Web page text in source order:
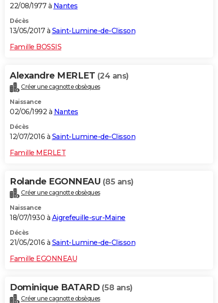
22/08/1977 à Nantes
Décès
13/05/2017 à Saint-Lumine-de-Clisson
Famille BOSSIS
Alexandre MERLET (24 ans)
Créer une cagnotte obsèques
Naissance
02/06/1992 à Nantes
Décès
12/07/2016 à Saint-Lumine-de-Clisson
Famille MERLET
Rolande EGONNEAU (85 ans)
Créer une cagnotte obsèques
Naissance
18/07/1930 à Aigrefeuille-sur-Maine
Décès
21/05/2016 à Saint-Lumine-de-Clisson
Famille EGONNEAU
Dominique BATARD (58 ans)
Créer une cagnotte obsèques